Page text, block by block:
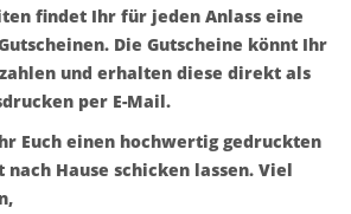
findet Ihr für jeden Anlass eine
Die Gutscheine könnt Ihr
und erhalten diese direkt als
per E-Mail.
Euch einen hochwertig gedruckten
nach Hause schicken lassen. Viel